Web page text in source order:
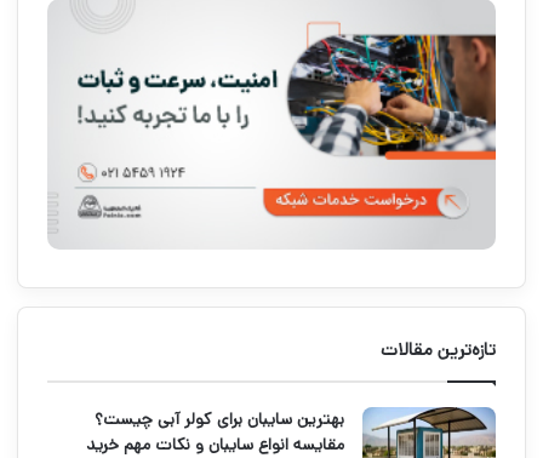
تازه‌ترین مقالات
بهترین سایبان برای کولر آبی چیست؟
مقایسه انواع سایبان و نکات مهم خرید